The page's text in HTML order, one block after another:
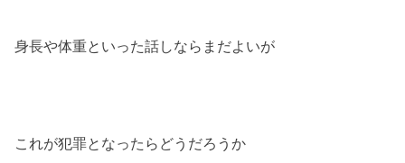
身長や体重といった話しならまだよいが
これが犯罪となったらどうだろうか